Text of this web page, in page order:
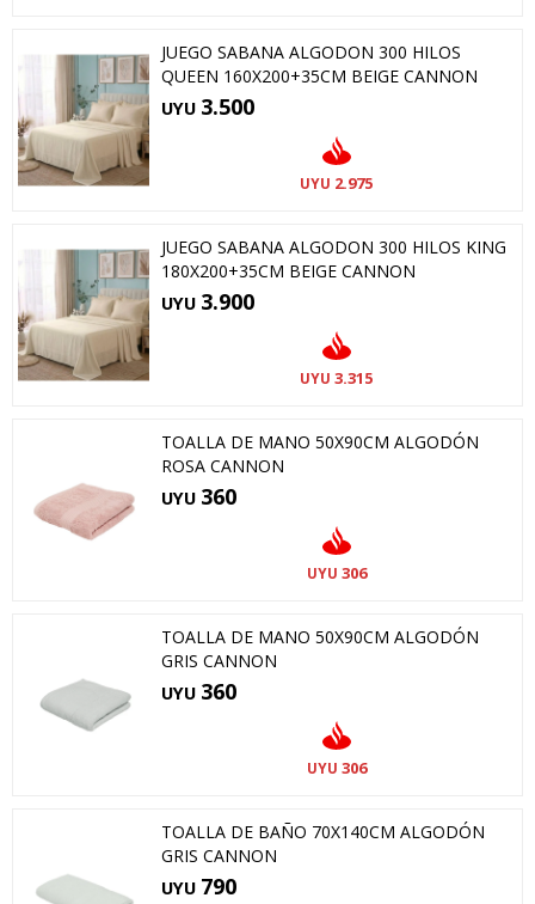
JUEGO SABANA ALGODON 300 HILOS
QUEEN 160X200+35CM BEIGE CANNON
UYU 3.500
UYU 2.975
JUEGO SABANA ALGODON 300 HILOS KING
180X200+35CM BEIGE CANNON
UYU 3.900
UYU 3.315
TOALLA DE MANO 50X90CM ALGODÓN
ROSA CANNON
UYU 360
UYU 306
TOALLA DE MANO 50X90CM ALGODÓN
GRIS CANNON
UYU 360
UYU 306
TOALLA DE BAÑO 70X140CM ALGODÓN
GRIS CANNON
UYU 790